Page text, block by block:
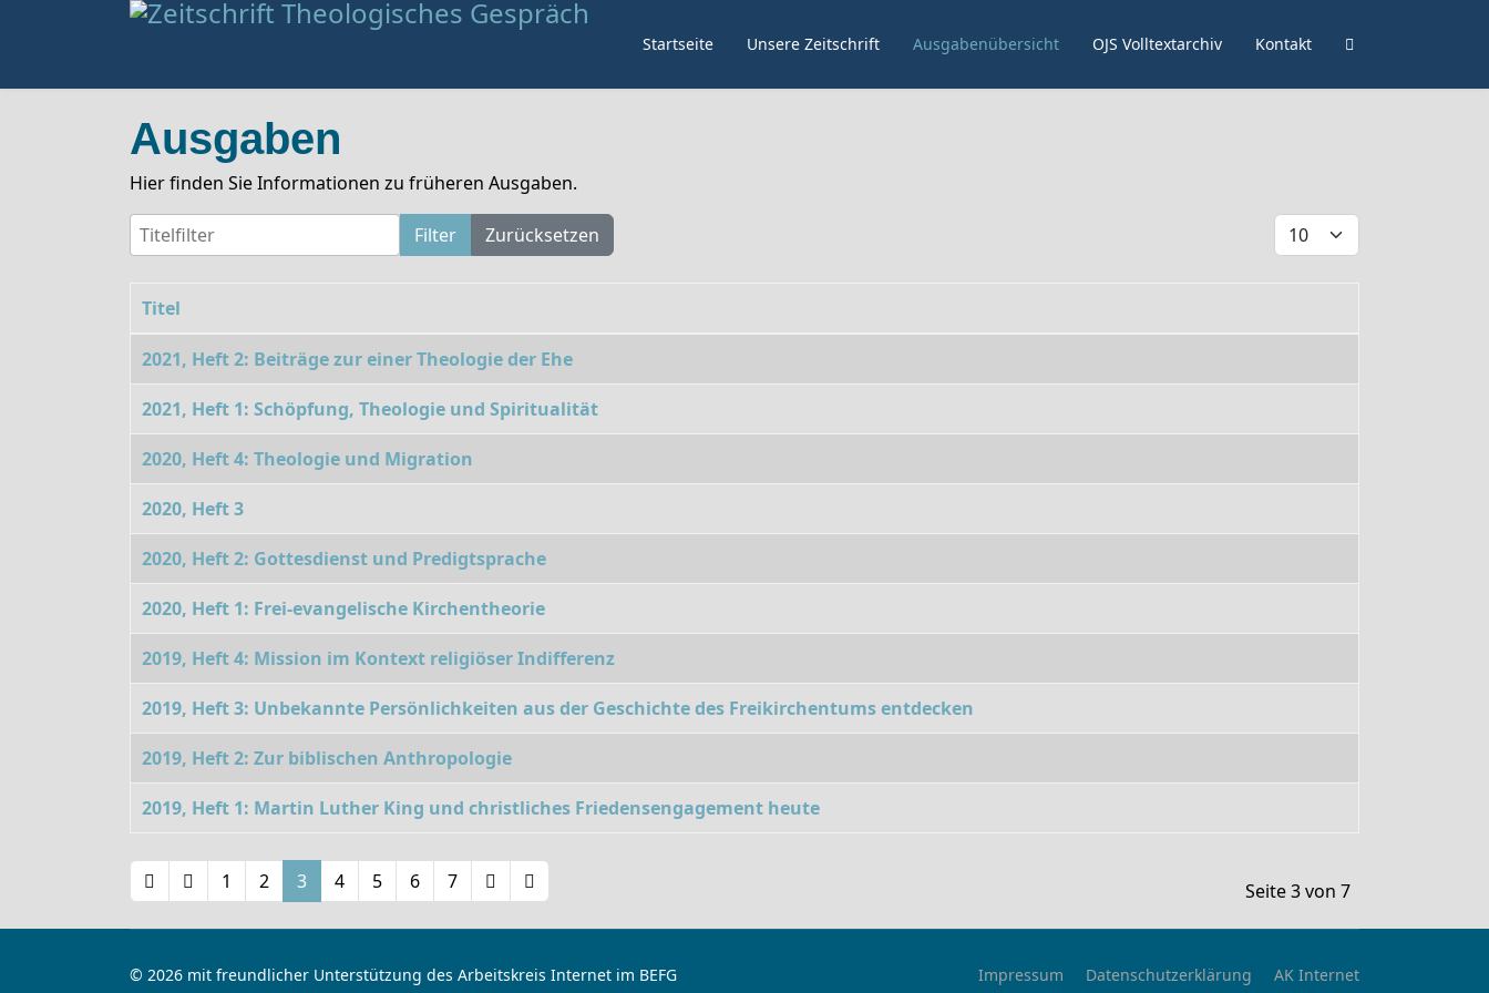
Startseite Unsere Zeitschrift Ausgabenübersicht OJS Volltextarchiv Kontakt
Ausgaben
Hier finden Sie Informationen zu früheren Ausgaben.
Titelfilter
Filter Zurücksetzen Anzeige #
Titel
2021, Heft 2: Beiträge zur einer Theologie der Ehe
2021, Heft 1: Schöpfung, Theologie und Spiritualität
2020, Heft 4: Theologie und Migration
2020, Heft 3
2020, Heft 2: Gottesdienst und Predigtsprache
2020, Heft 1: Frei-evangelische Kirchentheorie
2019, Heft 4: Mission im Kontext religiöser Indifferenz
2019, Heft 3: Unbekannte Persönlichkeiten aus der Geschichte des Freikirchentums entdecken
2019, Heft 2: Zur biblischen Anthropologie
2019, Heft 1: Martin Luther King und christliches Friedensengagement heute
Seite 3 von 7
1 2 3 4 5 6 7
© 2026 mit freundlicher Unterstützung des Arbeitskreis Internet im BEFG Impressum Datenschutzerklärung AK Internet